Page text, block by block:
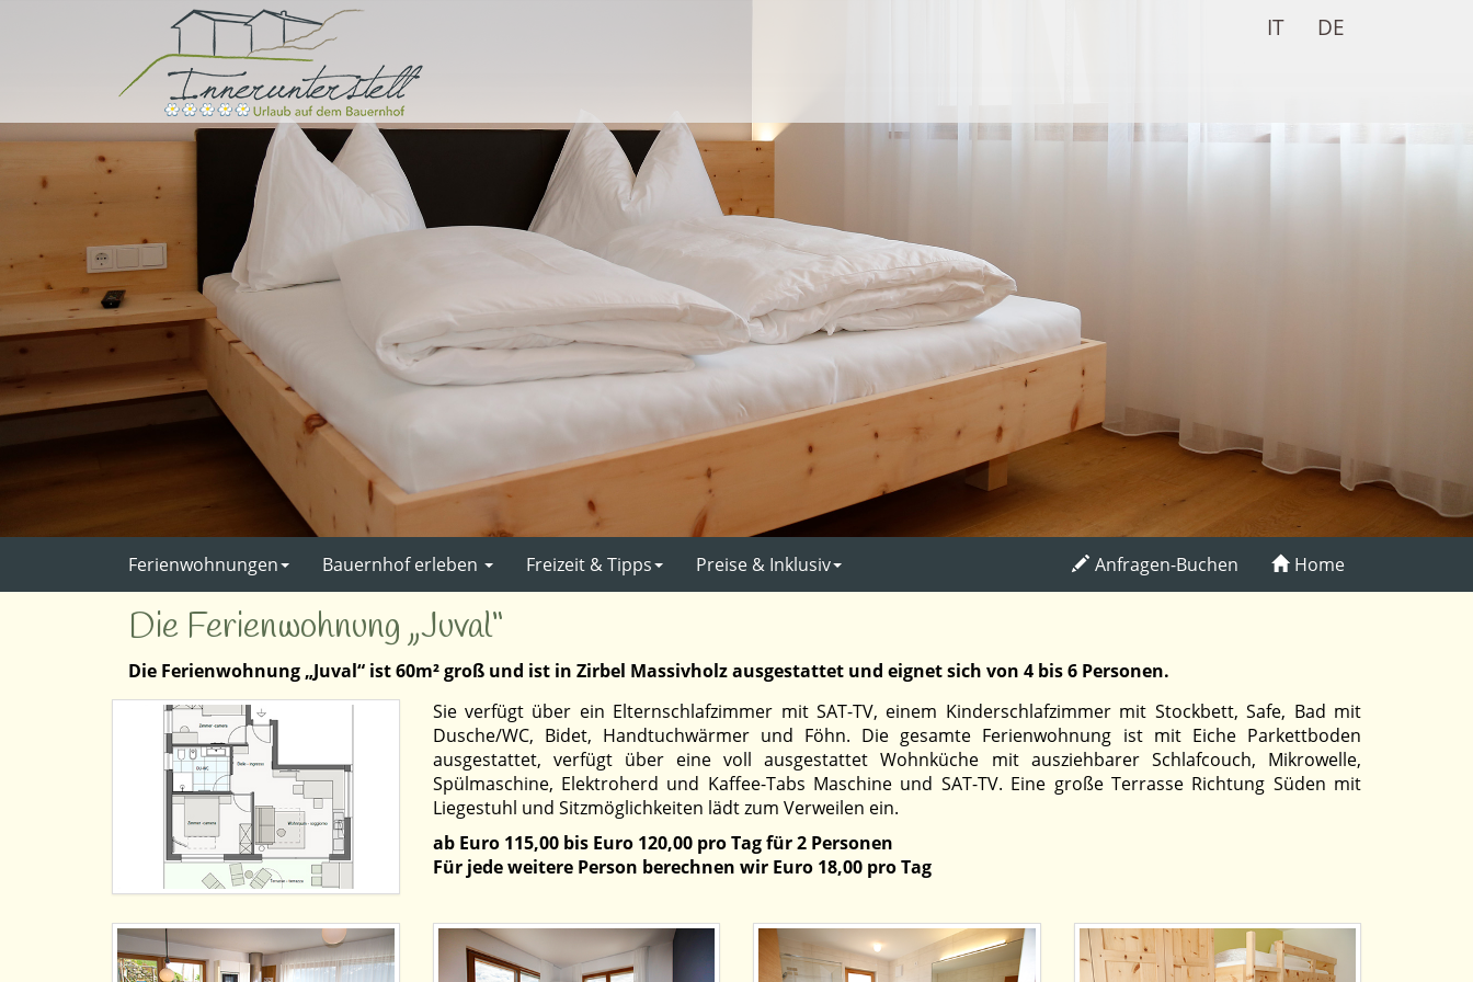
DE
IT
Ferienwohnungen Bauernhof erleben Freizeit & Tipps Preise & Inklusiv Anfragen-Buchen Home
Die Ferienwohnung „Juval“
Die Ferienwohnung „Juval“ ist 60m² groß und ist in Zirbel Massivholz ausgestattet und eignet sich von 4 bis 6 Personen.
Sie verfügt über ein Elternschlafzimmer mit SAT-TV, einem Kinderschlafzimmer mit Stockbett, Safe, Bad mit
Dusche/WC, Bidet, Handtuchwärmer und Föhn. Die gesamte Ferienwohnung ist mit Eiche Parkettboden
ausgestattet, verfügt über eine voll ausgestattet Wohnküche mit ausziehbarer Schlafcouch, Mikrowelle,
Spülmaschine, Elektroherd und Kaffee-Tabs Maschine und SAT-TV. Eine große Terrasse Richtung Süden mit
Liegestuhl und Sitzmöglichkeiten lädt zum Verweilen ein.
ab Euro 115,00 bis Euro 120,00 pro Tag für 2 Personen
Für jede weitere Person berechnen wir Euro 18,00 pro Tag